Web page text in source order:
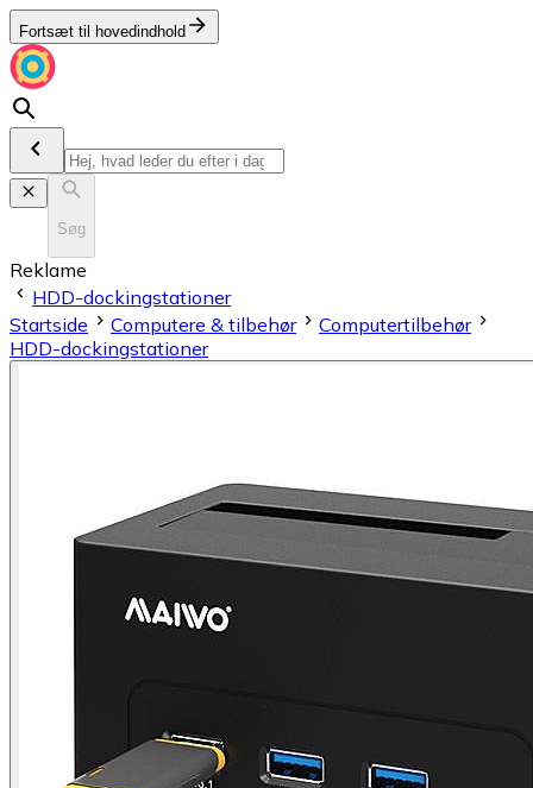
Fortsæt til hovedindhold
Søg
Reklame
HDD-dockingstationer
Startside
Computere & tilbehør
Computertilbehør
HDD-dockingstationer